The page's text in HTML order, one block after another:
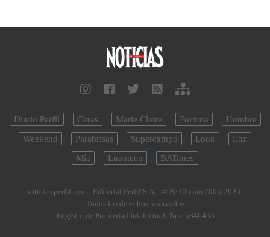
Diario Perfil Caras Marie Claire Fortuna
Hombre
Weekend
Parabrisas Supercampo Look
Luz
Mía
Lunateen BATimes
noticias.perfil.com - Editorial Perfil S.A. | © Perfil.com 2006-2026 -
Todos los derechos reservados
Registro de Propiedad Intelectual: Nro. 5346433